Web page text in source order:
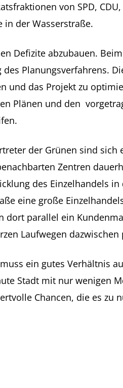
von SPD,
in der Wasserstraße.
Defizite abzubauen.
Planungsverfahrens.
und das Projekt zu
Plänen und den
der Grünen sind
Zentren
des Einzelhandels
eine große
parallel ein
Laufwegen
ein gutes Verhältnis
Stadt mit nur wenigen
Chancen, die es